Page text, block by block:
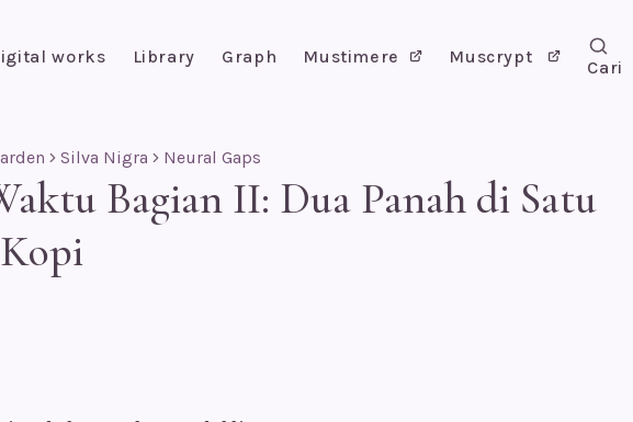
works Library Graph Mustimere Muscrypt
Cari
Silva Nigra Neural Gaps
Bagian II: Dua Panah di Satu